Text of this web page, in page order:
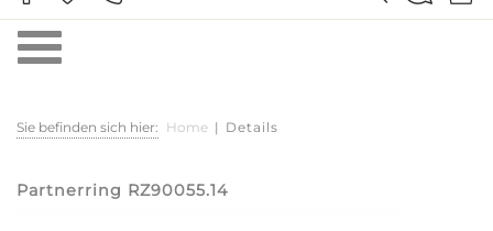
Sie befinden sich hier: Home | Details
Partnerring RZ90055.14